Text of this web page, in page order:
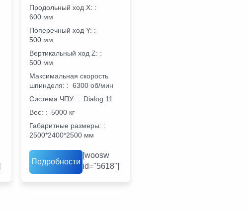
Продольный ход X: :
600 мм
Поперечный ход Y: :
500 мм
Вертикальный ход Z: :
500 мм
Максимальная скорость
шпинделя: : 6300 об/мин
Система ЧПУ: :
Dialog 11
Вес: : 5000 кг
Габаритные размеры: :
2500*2400*2500 мм
Подробности
[woosw
id="5618"]